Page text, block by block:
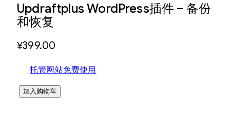
Updraftplus WordPress插件 – 备份
和恢复
¥399.00
托管网站免费使用
加入购物车